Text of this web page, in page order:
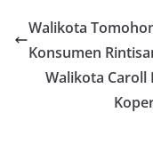
Walikota
Konsumen
Walikota Caroll